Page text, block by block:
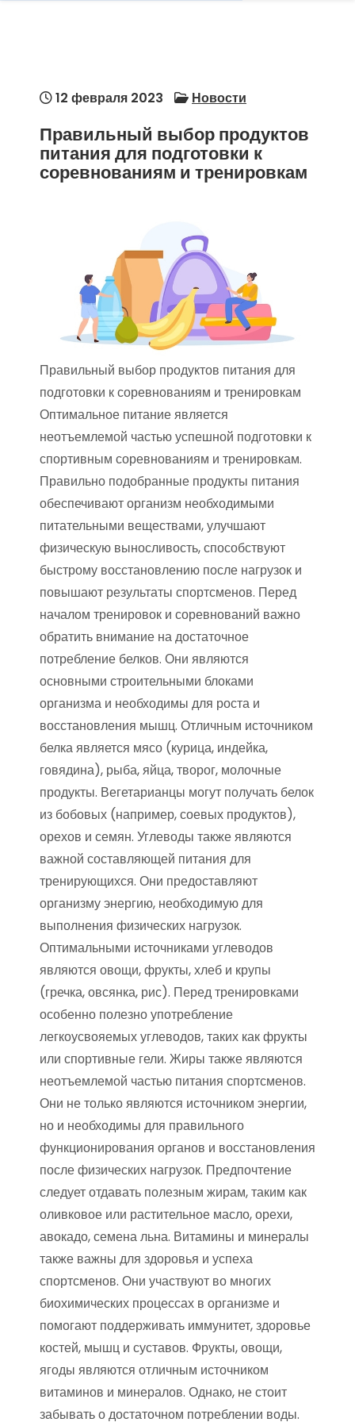
12 февраля 2023 Новости
Правильный выбор продуктов
питания для подготовки к
соревнованиям и тренировкам
Правильный выбор продуктов питания для
подготовки к соревнованиям и тренировкам
Оптимальное питание является
неотъемлемой частью успешной подготовки к
спортивным соревнованиям и тренировкам.
Правильно подобранные продукты питания
обеспечивают организм необходимыми
питательными веществами, улучшают
физическую выносливость, способствуют
быстрому восстановлению после нагрузок и
повышают результаты спортсменов. Перед
началом тренировок и соревнований важно
обратить внимание на достаточное
потребление белков. Они являются
основными строительными блоками
организма и необходимы для роста и
восстановления мышц. Отличным источником
белка является мясо (курица, индейка,
говядина), рыба, яйца, творог, молочные
продукты. Вегетарианцы могут получать белок
из бобовых (например, соевых продуктов),
орехов и семян. Углеводы также являются
важной составляющей питания для
тренирующихся. Они предоставляют
организму энергию, необходимую для
выполнения физических нагрузок.
Оптимальными источниками углеводов
являются овощи, фрукты, хлеб и крупы
(гречка, овсянка, рис). Перед тренировками
особенно полезно употребление
легкоусвояемых углеводов, таких как фрукты
или спортивные гели. Жиры также являются
неотъемлемой частью питания спортсменов.
Они не только являются источником энергии,
но и необходимы для правильного
функционирования органов и восстановления
после физических нагрузок. Предпочтение
следует отдавать полезным жирам, таким как
оливковое или растительное масло, орехи,
авокадо, семена льна. Витамины и минералы
также важны для здоровья и успеха
спортсменов. Они участвуют во многих
биохимических процессах в организме и
помогают поддерживать иммунитет, здоровье
костей, мышц и суставов. Фрукты, овощи,
ягоды являются отличным источником
витаминов и минералов. Однако, не стоит
забывать о достаточном потреблении воды.